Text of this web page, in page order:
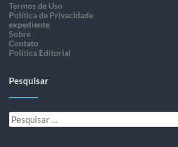
Termos de Uso
Política de Privacidade
expediente
Sobre
Contato
Política Editorial
Pesquisar